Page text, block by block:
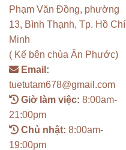
Phạm Văn Đồng, phường
13, Bình Thạnh, Tp. Hồ Chí
Minh
( Kế bên chùa Ân Phước)
Email:
tuetutam678@gmail.com
Giờ làm việc: 8:00am-
21:00pm
Chủ nhật: 8:00am-
19:00pm